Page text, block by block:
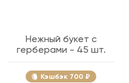
Нежный букет с
герберами - 45 шт.
Кэшбэк 700 ₽